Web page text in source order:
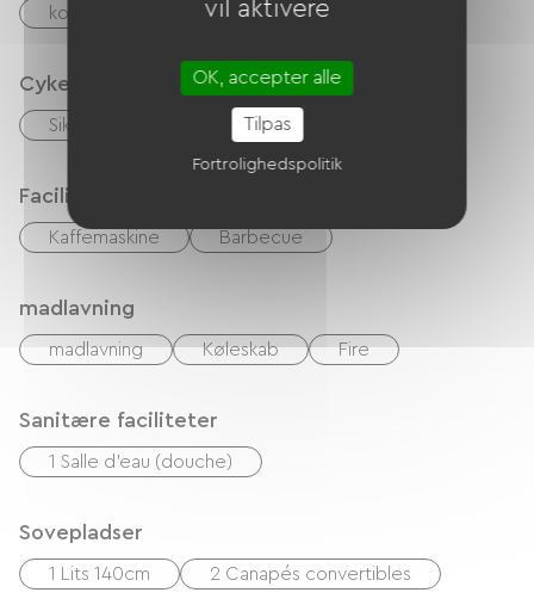
kontrol Overførsel Kontanter
Cykelmodtagelsestjenester
Sikker cykelskur
Faciliteter
Kaffemaskine Barbecue
madlavning
madlavning Køleskab Fire
Sanitære faciliteter
1 Salle d'eau (douche)
Sovepladser
1 Lits 140cm 2 Canapés convertibles
vil aktivere
OK, accepter alle
Tilpas
Fortrolighedspolitik